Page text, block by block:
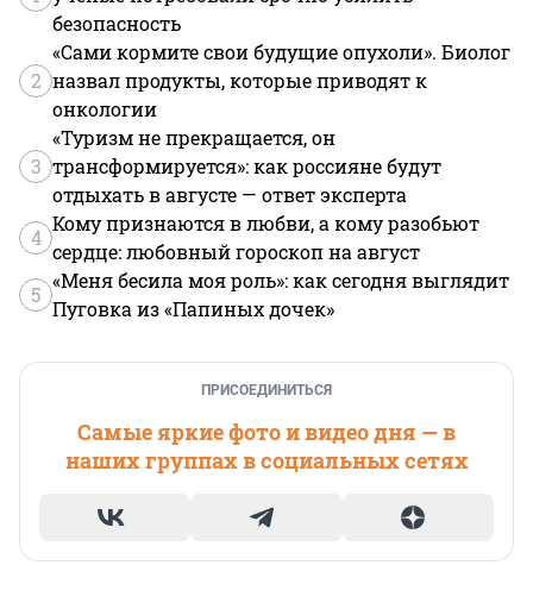
безопасность
2
«Сами кормите свои будущие опухоли». Биолог
назвал продукты, которые приводят к
онкологии
3
«Туризм не прекращается, он
трансформируется»: как россияне будут
отдыхать в августе — ответ эксперта
4
Кому признаются в любви, а кому разобьют
сердце: любовный гороскоп на август
5
«Меня бесила моя роль»: как сегодня выглядит
Пуговка из «Папиных дочек»
ПРИСОЕДИНИТЬСЯ
Самые яркие фото и видео дня — в
наших группах в социальных сетях